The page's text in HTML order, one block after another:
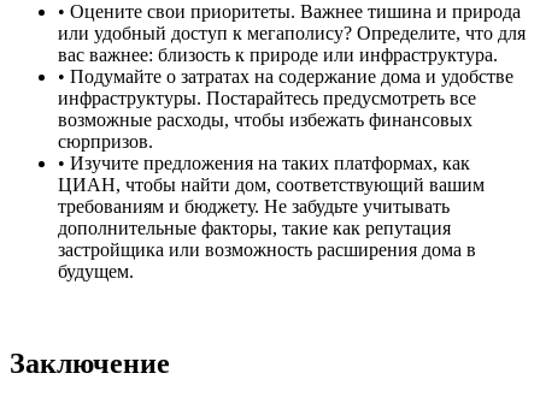
• Оцените свои приоритеты. Важнее тишина и природа
или удобный доступ к мегаполису? Определите, что для
вас важнее: близость к природе или инфраструктура.
• Подумайте о затратах на содержание дома и удобстве
инфраструктуры. Постарайтесь предусмотреть все
возможные расходы, чтобы избежать финансовых
сюрпризов.
• Изучите предложения на таких платформах, как
ЦИАН, чтобы найти дом, соответствующий вашим
требованиям и бюджету. Не забудьте учитывать
дополнительные факторы, такие как репутация
застройщика или возможность расширения дома в
будущем.
Заключение